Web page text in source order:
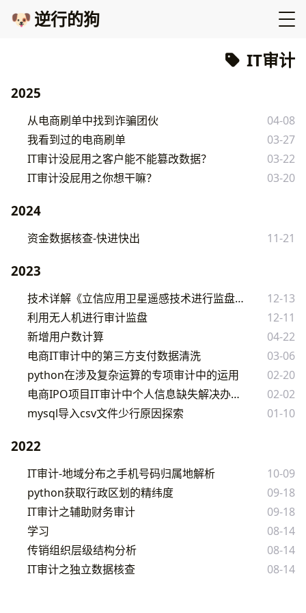
🐶逆行的狗
IT审计
2025
从电商刷单中找到诈骗团伙
04-08
我看到过的电商刷单
03-27
IT审计没屁用之客户能不能篡改数据？
03-22
IT审计没屁用之你想干嘛？
03-20
2024
资金数据核查-快进快出 11-21
2023
技术详解《立信应用卫星遥感技术进行监盘》上篇
12-13
利用无人机进行审计监盘
12-11
新增用户数计算
04-22
电商IT审计中的第三方支付数据清洗
03-06
python在涉及复杂运算的专项审计中的运用
02-20
电商IPO项目IT审计中个人信息缺失解决办法
02-02
mysql导入csv文件少行原因探索
01-10
2022
IT审计-地域分布之手机号码归属地解析
10-09
python获取行政区划的精纬度
09-18
IT审计之辅助财务审计
09-18
学习
08-14
传销组织层级结构分析
08-14
IT审计之独立数据核查
08-14